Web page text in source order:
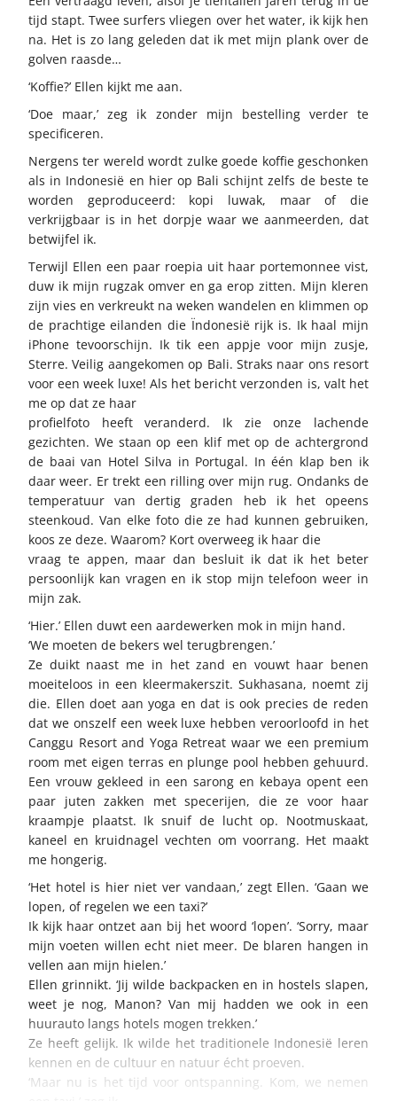
tijd stapt. Twee surfers vliegen over het water, ik kijk hen
na. Het is zo lang geleden dat ik met mijn plank over de
golven raasde…
‘Koffie?’ Ellen kijkt me aan.
‘Doe maar,’ zeg ik zonder mijn bestelling verder te
specificeren.
Nergens ter wereld wordt zulke goede koffie geschonken
als in Indonesië en hier op Bali schijnt zelfs de beste te
worden geproduceerd: kopi luwak, maar of die
verkrijgbaar is in het dorpje waar we aanmeerden, dat
betwijfel ik.
Terwijl Ellen een paar roepia uit haar portemonnee vist,
duw ik mijn rugzak omver en ga erop zitten. Mijn kleren
zijn vies en verkreukt na weken wandelen en klimmen op
de prachtige eilanden die Ïndonesië rijk is. Ik haal mijn
iPhone tevoorschijn. Ik tik een appje voor mijn zusje,
Sterre. Veilig aangekomen op Bali. Straks naar ons resort
voor een week luxe! Als het bericht verzonden is, valt het
me op dat ze haar
profielfoto heeft veranderd. Ik zie onze lachende
gezichten. We staan op een klif met op de achtergrond
de baai van Hotel Silva in Portugal. In één klap ben ik
daar weer. Er trekt een rilling over mijn rug. Ondanks de
temperatuur van dertig graden heb ik het opeens
steenkoud. Van elke foto die ze had kunnen gebruiken,
koos ze deze. Waarom? Kort overweeg ik haar die
vraag te appen, maar dan besluit ik dat ik het beter
persoonlijk kan vragen en ik stop mijn telefoon weer in
mijn zak.
‘Hier.’ Ellen duwt een aardewerken mok in mijn hand.
‘We moeten de bekers wel terugbrengen.’
Ze duikt naast me in het zand en vouwt haar benen
moeiteloos in een kleermakerszit. Sukhasana, noemt zij
die. Ellen doet aan yoga en dat is ook precies de reden
dat we onszelf een week luxe hebben veroorloofd in het
Canggu Resort and Yoga Retreat waar we een premium
room met eigen terras en plunge pool hebben gehuurd.
Een vrouw gekleed in een sarong en kebaya opent een
paar juten zakken met specerijen, die ze voor haar
kraampje plaatst. Ik snuif de lucht op. Nootmuskaat,
kaneel en kruidnagel vechten om voorrang. Het maakt
me hongerig.
‘Het hotel is hier niet ver vandaan,’ zegt Ellen. ‘Gaan we
lopen, of regelen we een taxi?’
Ik kijk haar ontzet aan bij het woord ‘lopen’. ‘Sorry, maar
mijn voeten willen echt niet meer. De blaren hangen in
vellen aan mijn hielen.’
Ellen grinnikt. ‘Jij wilde backpacken en in hostels slapen,
weet je nog, Manon? Van mij hadden we ook in een
huurauto langs hotels mogen trekken.’
Ze heeft gelijk. Ik wilde het traditionele Indonesië leren
kennen en de cultuur en natuur écht proeven.
‘Maar nu is het tijd voor ontspanning. Kom, we nemen